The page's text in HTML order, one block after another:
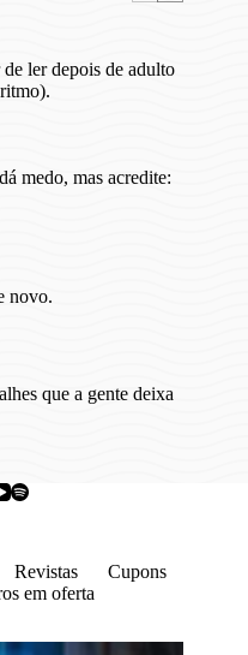
ler depois de adulto
medo, mas acredite:
novo.
que a gente deixa
Revistas
Cupons
em oferta